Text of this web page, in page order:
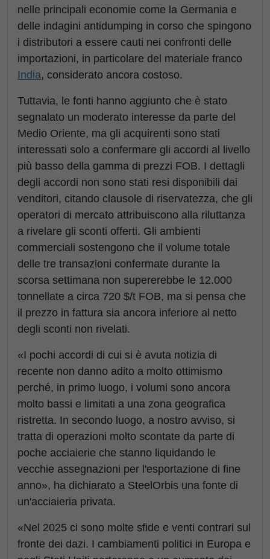
nelle principali economie come la Germania e
delle indagini antidumping in corso che spingono
i distributori a essere cauti nei confronti delle
importazioni, in particolare del materiale franco
India, considerato ancora costoso.
Tuttavia, le fonti hanno aggiunto che è stato
segnalato un moderato interesse da parte del
Medio Oriente, ma gli acquirenti sono stati
interessati solo a confermare gli accordi al livello
più basso della gamma di prezzi FOB. I dettagli
degli accordi non sono stati resi disponibili dai
venditori, citando clausole di riservatezza, che gli
operatori di mercato attribuiscono alla riluttanza
a rivelare gli sconti offerti. Gli ambienti
commerciali sostengono che il volume totale
delle tre transazioni confermate durante la
scorsa settimana non supererebbe le 12.000
tonnellate a circa 720 $/t FOB, ma si pensa che
il prezzo in fattura sia ancora inferiore al netto
degli sconti non rivelati.
«I pochi accordi di cui si è avuta notizia di
recente non danno adito a molto ottimismo
perché, in primo luogo, i volumi sono ancora
molto bassi e limitati a una zona geografica
ristretta. In secondo luogo, a nostro avviso, si
tratta di operazioni molto scontate da parte di
poche acciaierie che stanno liquidando le
vecchie assegnazioni per l'esportazione di fine
anno», ha dichiarato a SteelOrbis una fonte di
un'acciaieria privata.
«Nel 2025 ci sono molte sfide e venti contrari sul
fronte dei dazi. I cambiamenti politici in Europa e